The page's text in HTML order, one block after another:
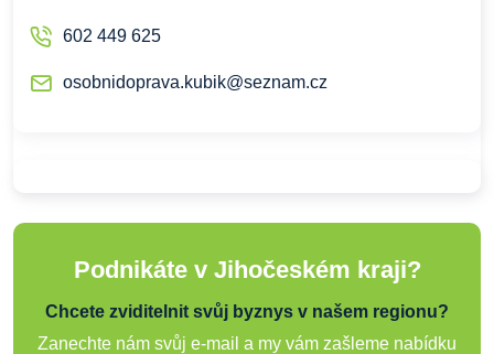
602 449 625
osobnidoprava.kubik@seznam.cz
Podnikáte v Jihočeském kraji?
Chcete zviditelnit svůj byznys v našem regionu?
Zanechte nám svůj e-mail a my vám zašleme nabídku